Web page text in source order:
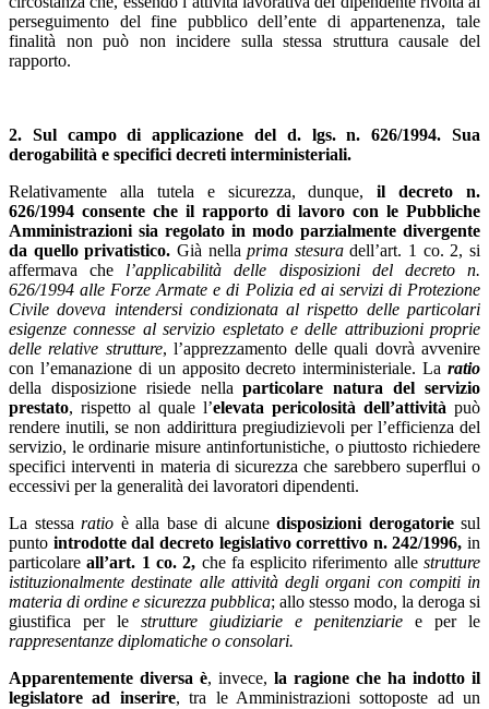
perseguimento del fine pubblico dell’ente di appartenenza, tale
finalità non può non incidere sulla stessa struttura causale del
rapporto.
2. Sul campo di applicazione del d. lgs. n. 626/1994. Sua
derogabilità e specifici decreti interministeriali.
Relativamente alla tutela e sicurezza, dunque,il decreto n.
626/1994 consente che il rapporto di lavoro con le Pubbliche
Amministrazioni sia regolato in modo parzialmente divergente
da quello privatistico. Già nellaprima stesuradell’art. 1 co. 2, si
affermava che l’applicabilità delle disposizioni del decreto n.
626/1994 alle Forze Armate e di Polizia ed ai servizi di Protezione
Civile doveva intendersi condizionata al rispetto delle particolari
esigenze connesse al servizio espletato e delle attribuzioni proprie
delle relative strutture, l’apprezzamento delle quali dovrà avvenire
con l’emanazione di un apposito decreto interministeriale. La ratio
della disposizione risiede nellaparticolare natura del servizio
prestato, rispetto al quale l’elevata pericolosità dell’attività può
rendere inutili, se non addirittura pregiudizievoli per l’efficienza del
servizio, le ordinarie misure antinfortunistiche, o piuttosto richiedere
specifici interventi in materia di sicurezza che sarebbero superflui o
eccessivi per la generalità dei lavoratori dipendenti.
La stessa ratio è alla base di alcune disposizioni derogatoriesul
punto introdotte dal decreto legislativo correttivo n. 242/1996, in
particolareall’art. 1 co. 2, che fa esplicito riferimento allestrutture
istituzionalmente destinate alle attività degli organi con compiti in
materia di ordine e sicurezza pubblica; allo stesso modo, la deroga si
giustifica per le strutture giudiziarie e penitenziarie e per le
rappresentanze diplomatiche o consolari.
Apparentemente diversa è, invece, la ragione che ha indotto il
legislatore ad inserire, tra le Amministrazioni sottoposte ad un